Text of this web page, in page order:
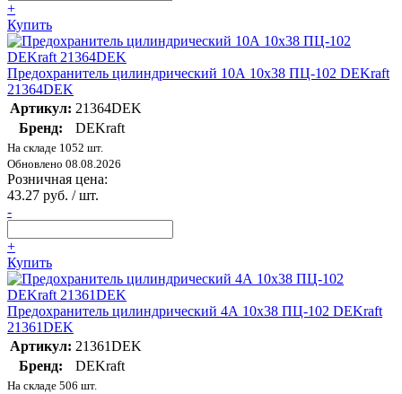
+
Купить
Предохранитель цилиндрический 10А 10х38 ПЦ-102 DEKraft
21364DEK
Артикул: 21364DEK
Бренд:
DEKraft
На складе 1052 шт.
Обновлено 08.08.2026
Розничная цена:
43.27 руб. / шт.
-
+
Купить
Предохранитель цилиндрический 4А 10х38 ПЦ-102 DEKraft
21361DEK
Артикул: 21361DEK
Бренд:
DEKraft
На складе 506 шт.